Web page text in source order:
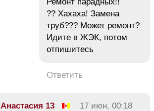
?? Хахаха! Замена
труб??? Может ремонт?
Идите в ЖЭК, потом
отпишитесь
Ответить
Анастасия 13
17 июн, 00:18